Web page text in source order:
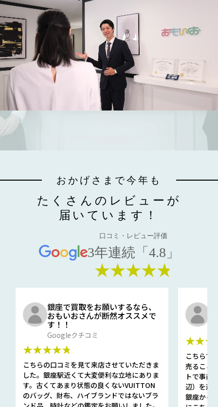
おかげさまで今年も
たくさんのレビューが
届いています！
口コミ・レビュー評価
3年連続「4.8」
★★★★★
銀座で買取をお願いするなら、
おもいおさんが断然オススメで
す！！
Googleクチコミ
★★★★★
こちらの口コミを見て来店させていただきま
した。銀座駅近くて大変便利な立地にありま
す。古くてあまり状態の良くないVUITTON
のバッグ、財布、ハイブランドではないブラ
こちらで
売ること
トで事前
辺）を選
銀座から